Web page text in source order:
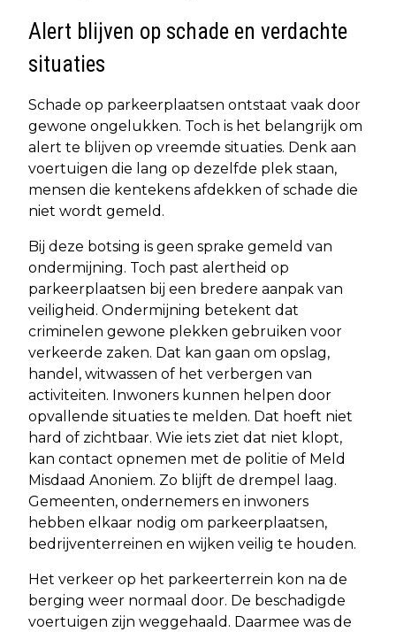
Alert blijven op schade en verdachte
situaties
Schade op parkeerplaatsen ontstaat vaak door
gewone ongelukken. Toch is het belangrijk om
alert te blijven op vreemde situaties. Denk aan
voertuigen die lang op dezelfde plek staan,
mensen die kentekens afdekken of schade die
niet wordt gemeld.
Bij deze botsing is geen sprake gemeld van
ondermijning. Toch past alertheid op
parkeerplaatsen bij een bredere aanpak van
veiligheid. Ondermijning betekent dat
criminelen gewone plekken gebruiken voor
verkeerde zaken. Dat kan gaan om opslag,
handel, witwassen of het verbergen van
activiteiten. Inwoners kunnen helpen door
opvallende situaties te melden. Dat hoeft niet
hard of zichtbaar. Wie iets ziet dat niet klopt,
kan contact opnemen met de politie of Meld
Misdaad Anoniem. Zo blijft de drempel laag.
Gemeenten, ondernemers en inwoners
hebben elkaar nodig om parkeerplaatsen,
bedrijventerreinen en wijken veilig te houden.
Het verkeer op het parkeerterrein kon na de
berging weer normaal door. De beschadigde
voertuigen zijn weggehaald. Daarmee was de